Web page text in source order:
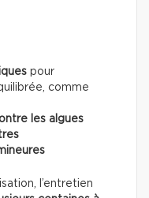
pour
comme
les algues
l’entretien